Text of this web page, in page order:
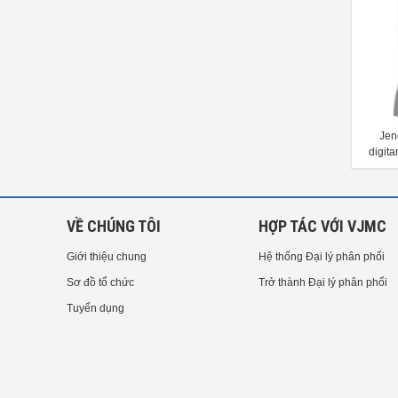
VỀ CHÚNG TÔI
Giới thiệu chung
Sơ đồ tổ chức
Tuyển dụng
HỢP TÁC VỚI VJMC
Hệ thống Đại lý phân phối
Trở thành Đại lý phân phối